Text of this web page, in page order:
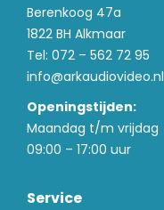
Berenkoog 47a
1822 BH Alkmaar
Tel: 072 – 562 72 95
info@arkaudiovideo.nl
Openingstijden:
Maandag t/m vrijdag
09:00 – 17:00 uur
Service